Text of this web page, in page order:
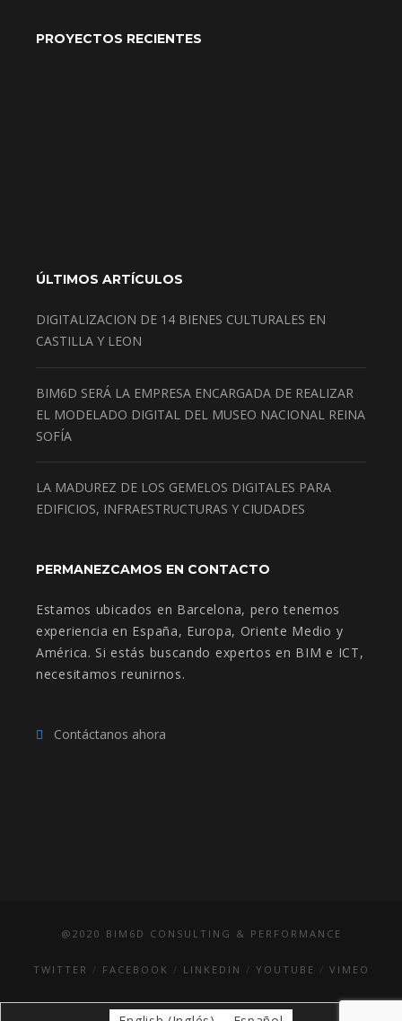
PROYECTOS RECIENTES
ÚLTIMOS ARTÍCULOS
DIGITALIZACION DE 14 BIENES CULTURALES EN
CASTILLA Y LEON
BIM6D SERÁ LA EMPRESA ENCARGADA DE REALIZAR
EL MODELADO DIGITAL DEL MUSEO NACIONAL REINA
SOFÍA
LA MADUREZ DE LOS GEMELOS DIGITALES PARA
EDIFICIOS, INFRAESTRUCTURAS Y CIUDADES
PERMANEZCAMOS EN CONTACTO
Estamos ubicados en Barcelona, pero tenemos
experiencia en España, Europa, Oriente Medio y
América. Si estás buscando expertos en BIM e ICT,
necesitamos reunirnos.
Contáctanos ahora
@2020 BIM6D CONSULTING & PERFORMANCE
TWITTER FACEBOOK LINKEDIN YOUTUBE VIMEO